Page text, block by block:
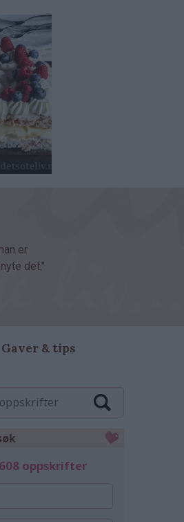
er
det."
Gaver & tips
oppskrifter